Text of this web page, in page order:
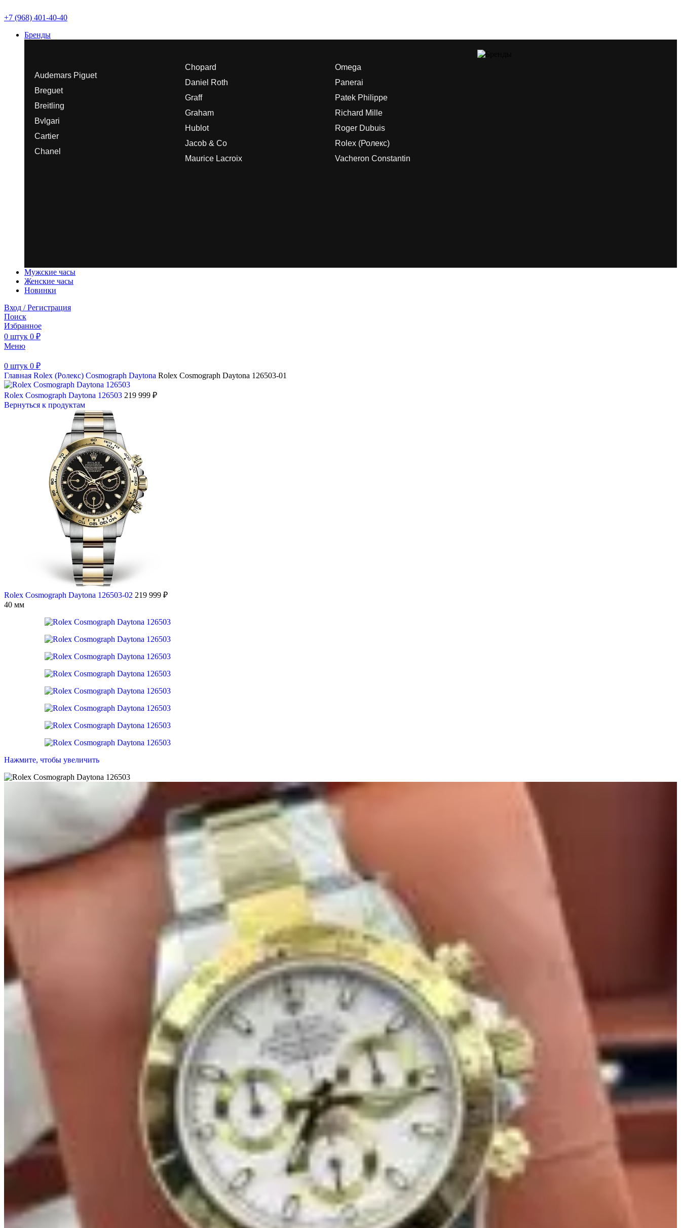
+7 (968) 401-40-40
Бренды
Audemars Piguet
Breguet
Breitling
Bvlgari
Cartier
Chanel
Chopard
Daniel Roth
Graff
Graham
Hublot
Jacob & Co
Maurice Lacroix
Omega
Panerai
Patek Philippe
Richard Mille
Roger Dubuis
Rolex (Ролекс)
Vacheron Constantin
Мужские часы
Женские часы
Новинки
Вход / Регистрация
Поиск
Избранное
0 штук 0 ₽
Меню
0 штук 0 ₽
Главная Rolex (Ролекс) Cosmograph Daytona Rolex Cosmograph Daytona 126503-01
Rolex Cosmograph Daytona 126503 219 999 ₽
Вернуться к продуктам
Rolex Cosmograph Daytona 126503-02 219 999 ₽
40 мм
Нажмите, чтобы увеличить